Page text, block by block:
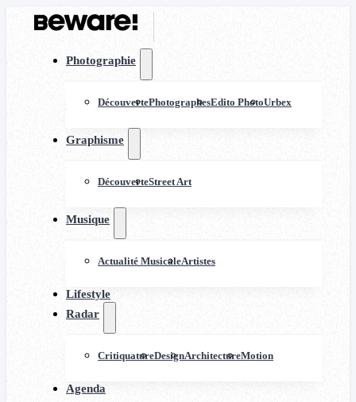
Photographie
DécouvertePhotographesEdito PhotoUrbex
Graphisme
DécouverteStreet Art
Musique
Actualité MusicaleArtistes
Lifestyle
Radar
CritiquatureDesignArchitectureMotion
Agenda